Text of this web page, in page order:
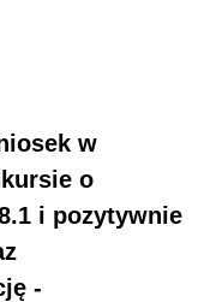
w
o
i pozytywnie
-